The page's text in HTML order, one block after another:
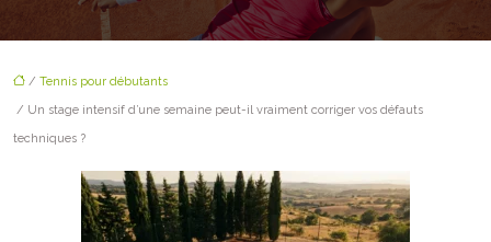
/ Tennis pour débutants
/ Un stage intensif d’une semaine peut-il vraiment corriger vos défauts
techniques ?